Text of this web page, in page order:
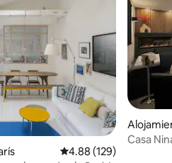
Calificación promedio:
4.88 (129)
enis
Casa